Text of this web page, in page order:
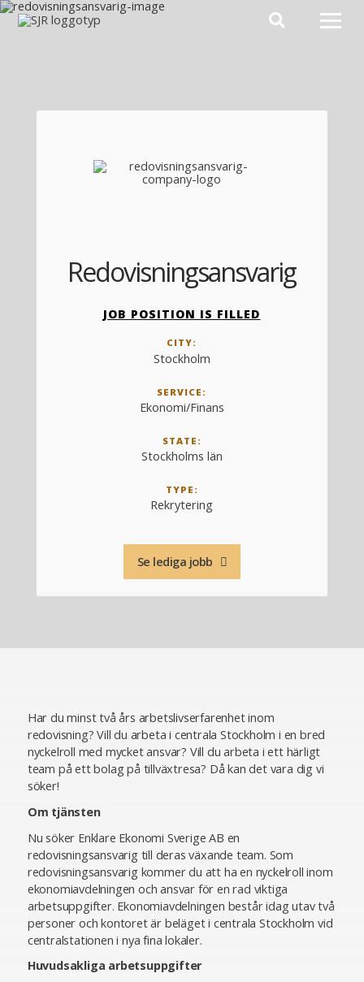
Hoppa till innehåll
JOB POSITION IS FILLED
CITY:
Stockholm
SERVICE:
Ekonomi/Finans
STATE:
Stockholms län
TYPE:
Rekrytering
Redovisningsansvarig
Se lediga jobb
Har du minst två års arbetslivserfarenhet inom
redovisning? Vill du arbeta i centrala Stockholm i en bred
nyckelroll med mycket ansvar? Vill du arbeta i ett härligt
team på ett bolag på tillväxtresa? Då kan det vara dig vi
söker!
Om tjänsten
Nu söker Enklare Ekonomi Sverige AB en
redovisningsansvarig till deras växande team. Som
redovisningsansvarig kommer du att ha en nyckelroll inom
ekonomiavdelningen och ansvar för en rad viktiga
arbetsuppgifter. Ekonomiavdelningen består idag utav två
personer och kontoret är beläget i centrala Stockholm vid
centralstationen i nya fina lokaler.
Huvudsakliga arbetsuppgifter